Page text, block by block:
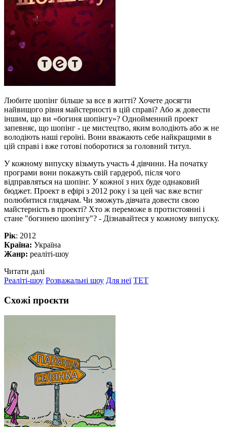
Любите шопінг більше за все в житті? Хочете досягти
найвищого рівня майстерності в цій справі? Або ж довести
іншим, що ви «богиня шопінгу»? Однойменний проект
запевняє, що шопінг - це мистецтво, яким володіють або ж не
володіють наші героїні. Вони вважають себе найкращими в
цій справі і вже готові поборотися за головний титул.
У кожному випуску візьмуть участь 4 дівчини. На початку
програми вони покажуть свій гардероб, після чого
відправляться на шопінг. У кожної з них буде однаковий
бюджет. Проект в ефірі з 2012 року і за цей час вже встиг
полюбитися глядачам. Чи зможуть дівчата довести свою
майстерність в проекті? Хто ж переможе в протистоянні і
стане "богинею шопінгу"? - Дізнавайтеся у кожному випуску.
Рік: 2012
Країна: Україна
Жанр: реаліті-шоу
Читати далі
Реаліті-шоу Розважальні шоу Для неї ТЕТ
Схожі проєкти